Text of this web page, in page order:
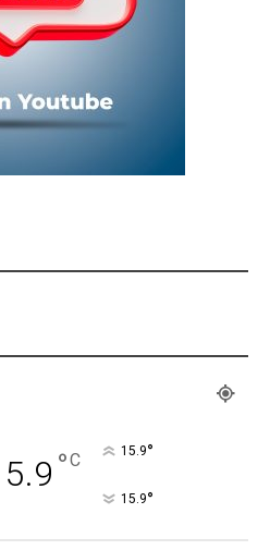
°C 15.9°
15.9°